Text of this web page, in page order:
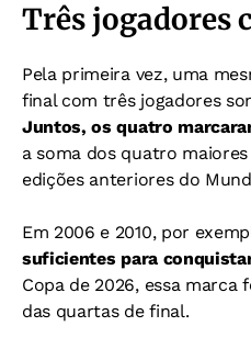
Três jogadores
Pela primeira vez, uma
final com três jogadores
Juntos, os quatro
a soma dos quatro
edições anteriores do
Em 2006 e 2010, por
suficientes para
Copa de 2026, essa marca
das quartas de final.